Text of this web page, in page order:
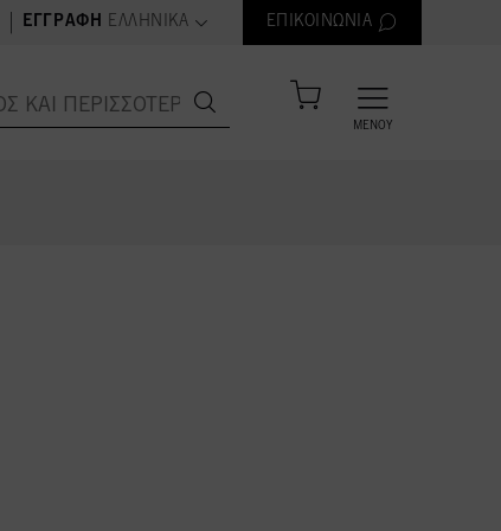
ΕΓΓΡΑΦΉ
text.language
ΕΛΛΗΝΙΚΆ ΕΠΙΚΟΙΝΩΝΊΑ
ΜΕΝΟΎ